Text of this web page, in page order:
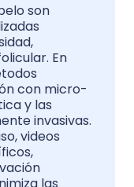
son
En
con micro-
y las
invasivas.
videos
las